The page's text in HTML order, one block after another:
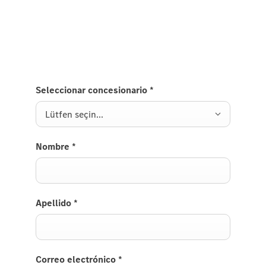
Seleccionar concesionario *
Lütfen seçin...
Nombre *
Apellido *
Correo electrónico *